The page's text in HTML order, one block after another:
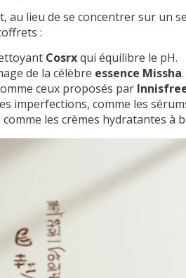
au lieu de se concentrer sur un
:
Cosrxqui équilibre le pH.
de la célèbre essence Missha.
ceux proposés par
imperfections, comme les
les crèmes hydratantes à